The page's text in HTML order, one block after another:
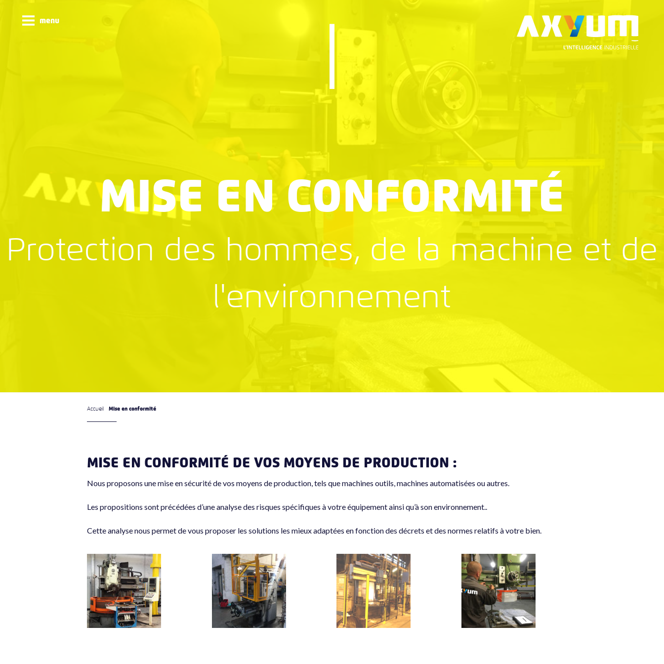
menu
MISE EN CONFORMITÉ
Protection des hommes, de la machine et de
l'environnement
Accueil Mise en conformité
MISE EN CONFORMITÉ DE VOS MOYENS DE PRODUCTION :
Nous proposons une mise en sécurité de vos moyens de production, tels que machines outils, machines automatisées ou autres.
Les propositions sont précédées d’une analyse des risques spécifiques à votre équipement ainsi qu’à son environnement..
Cette analyse nous permet de vous proposer les solutions les mieux adaptées en fonction des décrets et des normes relatifs à votre bien.